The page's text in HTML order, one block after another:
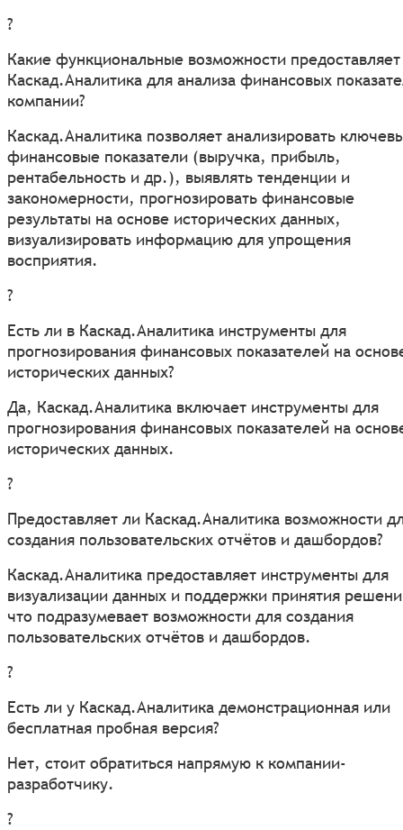
?
Какие функциональные возможности предоставляет
Каскад.Аналитика для анализа финансовых
компании?
Каскад.Аналитика позволяет анализировать
финансовые показатели (выручка, прибыль,
рентабельность и др.), выявлять тенденции и
закономерности, прогнозировать финансовые
результаты на основе исторических данных,
визуализировать информацию для упрощения
восприятия.
?
Есть ли в Каскад.Аналитика инструменты для
прогнозирования финансовых показателей на
исторических данных?
Да, Каскад.Аналитика включает инструменты для
прогнозирования финансовых показателей на
исторических данных.
?
Предоставляет ли Каскад.Аналитика возможности
создания пользовательских отчётов и дашбордов?
Каскад.Аналитика предоставляет инструменты для
визуализации данных и поддержки принятия
что подразумевает возможности для создания
пользовательских отчётов и дашбордов.
?
Есть ли у Каскад.Аналитика демонстрационная или
бесплатная пробная версия?
Нет, стоит обратиться напрямую к компании-
разработчику.
?